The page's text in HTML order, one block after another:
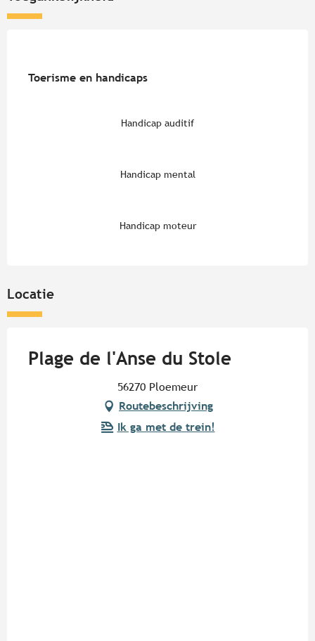
Toerisme en handicaps
Toerisme en handicaps
Handicap auditif
Handicap mental
Handicap moteur
Locatie
Plage de l'Anse du Stole
56270 Ploemeur
Routebeschrijving
Ik ga met de trein!